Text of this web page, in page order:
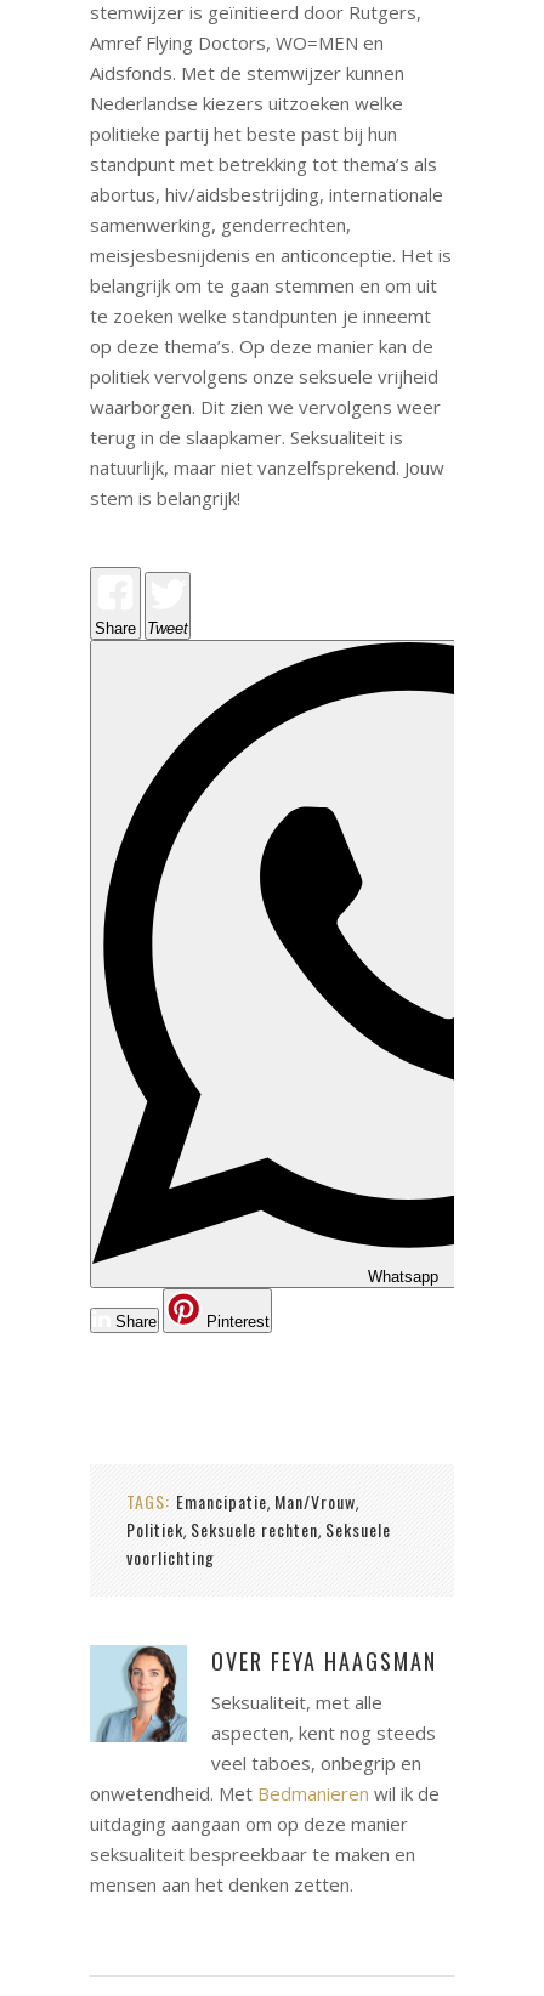
stemwijzer is geïnitieerd door Rutgers,
Amref Flying Doctors, WO=MEN en
Aidsfonds. Met de stemwijzer kunnen
Nederlandse kiezers uitzoeken welke
politieke partij het beste past bij hun
standpunt met betrekking tot thema’s als
abortus, hiv/aidsbestrijding, internationale
samenwerking, genderrechten,
meisjesbesnijdenis en anticonceptie. Het is
belangrijk om te gaan stemmen en om uit
te zoeken welke standpunten je inneemt
op deze thema’s. Op deze manier kan de
politiek vervolgens onze seksuele vrijheid
waarborgen. Dit zien we vervolgens weer
terug in de slaapkamer. Seksualiteit is
natuurlijk, maar niet vanzelfsprekend. Jouw
stem is belangrijk!
Share Tweet
Whatsapp
Share Pinterest
TAGS: Emancipatie, Man/Vrouw,
Politiek, Seksuele rechten, Seksuele
voorlichting
OVER FEYA HAAGSMAN
Seksualiteit, met alle
aspecten, kent nog steeds
veel taboes, onbegrip en
onwetendheid. Met Bedmanieren wil ik de
uitdaging aangaan om op deze manier
seksualiteit bespreekbaar te maken en
mensen aan het denken zetten.